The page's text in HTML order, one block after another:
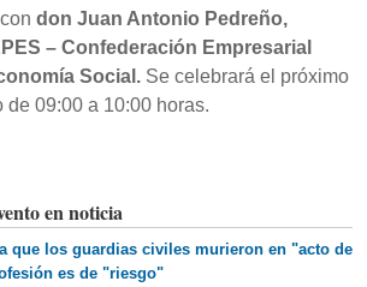
don Juan Antonio Pedreño,
– Confederación Empresarial
Social. Se celebrará el próximo
de 09:00 a 10:00 horas.
en noticia
que los guardias civiles murieron en "acto de
es de "riesgo"